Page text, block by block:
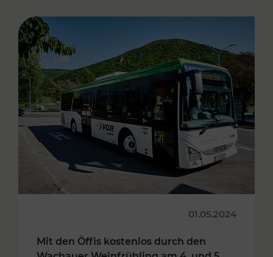
01.05.2024
Mit den Öffis kostenlos durch den